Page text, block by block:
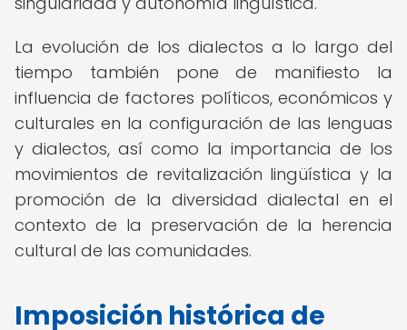
La evolución de los dialectos a lo largo del
tiempo también pone de manifiesto la
influencia de factores políticos, económicos y
culturales en la configuración de las lenguas
y dialectos, así como la importancia de los
movimientos de revitalización lingüística y la
promoción de la diversidad dialectal en el
contexto de la preservación de la herencia
cultural de las comunidades.
Imposición histórica de